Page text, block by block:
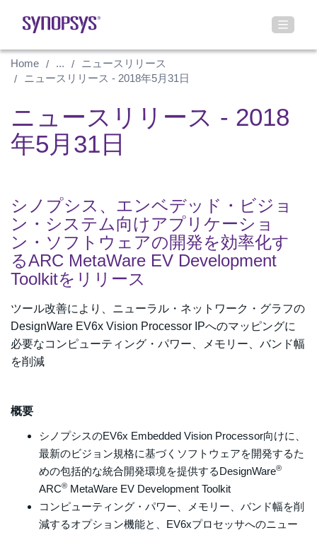
Home ...
ニュースリリース
ニュースリリース - 2018年5月31日
ニュースリリース - 2018
年5月31日
シノプシス、エンベデッド・ビジョ
ン・システム向けアプリケーショ
ン・ソフトウェアの開発を効率化す
るARC MetaWare EV Development
Toolkitをリリース
ツール改善により、ニューラル・ネットワーク・グラフの
DesignWare EV6x Vision Processor IPへのマッピングに
必要なコンピューティング・パワー、メモリー、バンド幅
を削減
概要
シノプシスのEV6x Embedded Vision Processor向けに、
最新のビジョン規格に基づくソフトウェアを開発するた
めの包括的な統合開発環境を提供するDesignWare®
ARC® MetaWare EV Development Toolkit
コンピューティング・パワー、メモリー、バンド幅を削
減するオプション機能と、EV6xプロセッサへのニュー